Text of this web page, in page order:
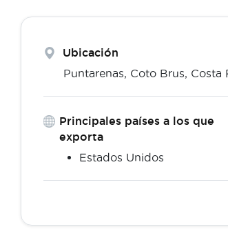
Ubicación
Puntarenas, Coto Brus, Costa
Principales países a los que
exporta
Estados Unidos